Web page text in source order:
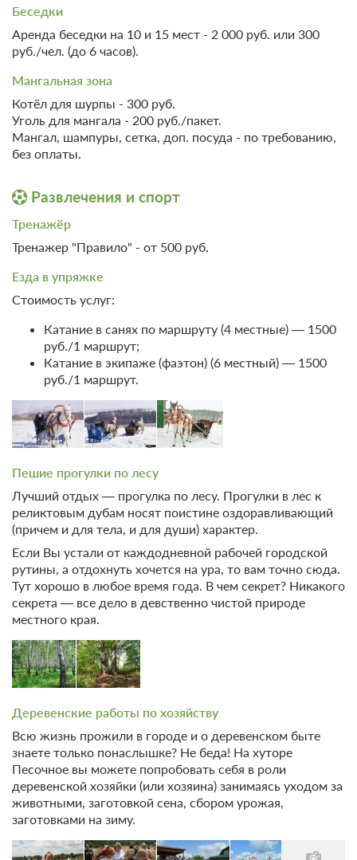
Беседки
Аренда беседки на 10 и 15 мест - 2 000 руб. или 300
руб./чел. (до 6 часов).
Мангальная зона
Котёл для шурпы - 300 руб.
Уголь для мангала - 200 руб./пакет.
Мангал, шампуры, сетка, доп. посуда - по требованию,
без оплаты.
Развлечения и спорт
Тренажёр
Тренажер "Правило" - от 500 руб.
Езда в упряжке
Стоимость услуг:
Катание в санях по маршруту (4 местные) — 1500
руб./1 маршрут;
Катание в экипаже (фаэтон) (6 местный) — 1500
руб./1 маршрут.
Пешие прогулки по лесу
Лучший отдых — прогулка по лесу. Прогулки в лес к
реликтовым дубам носят поистине оздоравливающий
(причем и для тела, и для души) характер.
Если Вы устали от каждодневной рабочей городской
рутины, а отдохнуть хочется на ура, то вам точно сюда.
Тут хорошо в любое время года. В чем секрет? Никакого
секрета — все дело в девственно чистой природе
местного края.
Деревенские работы по хозяйству
Всю жизнь прожили в городе и о деревенском быте
знаете только понаслышке? Не беда! На хуторе
Песочное вы можете попробовать себя в роли
деревенской хозяйки (или хозяина) занимаясь уходом за
животными, заготовкой сена, сбором урожая,
заготовками на зиму.